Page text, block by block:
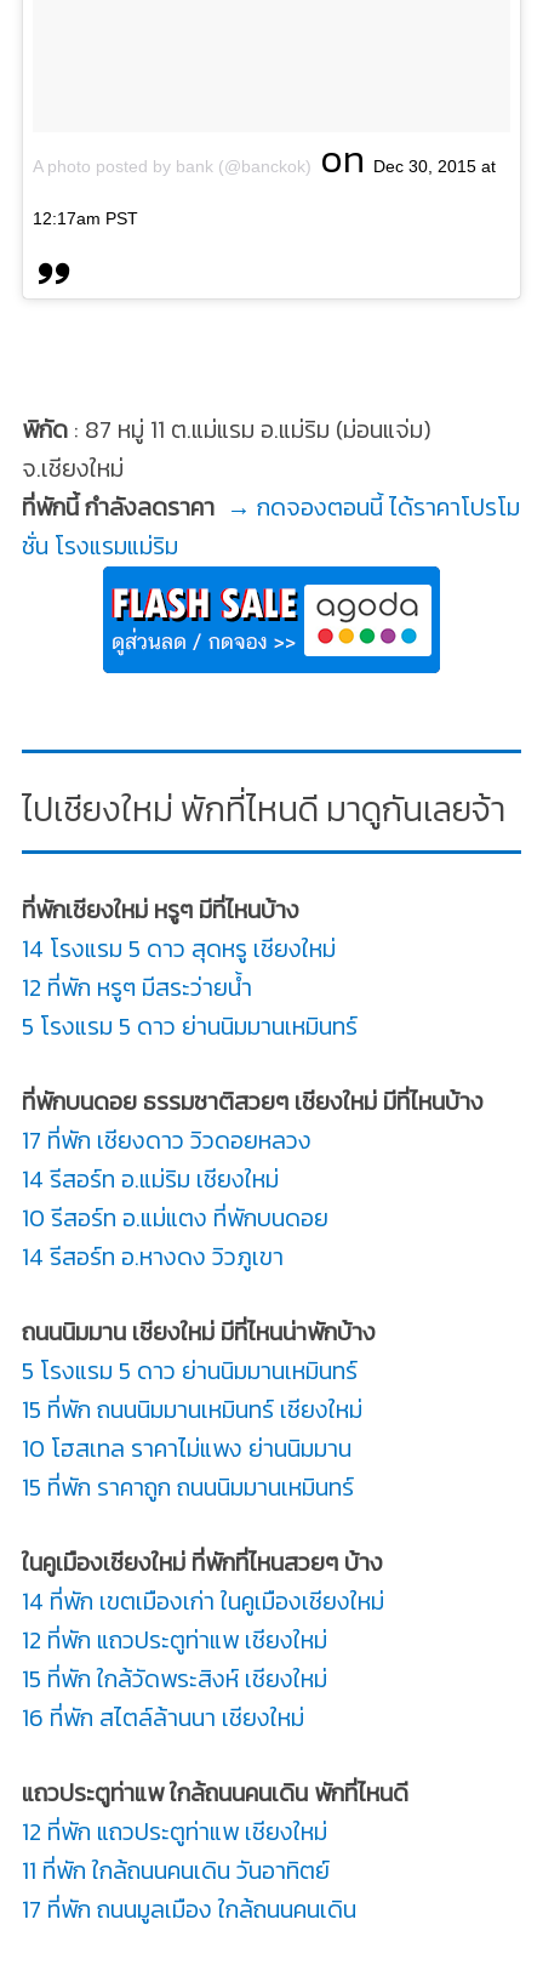
A photo posted by bank (@banckok) on Dec 30, 2015 at
12:17am PST
พิกัด: 87 หมู่ 11 ต.แม่แรม อ.แม่ริม (ม่อนแจ่ม)
จ.เชียงใหม่
ที่พักนี้ กำลังลดราคา → กดจองตอนนี้ ได้ราคาโปรโม
ชั่น โรงแรมแม่ริม
ไปเชียงใหม่ พักที่ไหนดี มาดูกันเลยจ้า
ที่พักเชียงใหม่ หรูๆ มีที่ไหนบ้าง
14 โรงแรม 5 ดาว สุดหรู เชียงใหม่
12 ที่พัก หรูๆ มีสระว่ายน้ำ
5 โรงแรม 5 ดาว ย่านนิมมานเหมินทร์
ที่พักบนดอย ธรรมชาติสวยๆ เชียงใหม่ มีที่ไหนบ้าง
17 ที่พัก เชียงดาว วิวดอยหลวง
14 รีสอร์ท อ.แม่ริม เชียงใหม่
10 รีสอร์ท อ.แม่แตง ที่พักบนดอย
14 รีสอร์ท อ.หางดง วิวภูเขา
ถนนนิมมาน เชียงใหม่ มีที่ไหนน่าพักบ้าง
5 โรงแรม 5 ดาว ย่านนิมมานเหมินทร์
15 ที่พัก ถนนนิมมานเหมินทร์ เชียงใหม่
10 โฮสเทล ราคาไม่แพง ย่านนิมมาน
15 ที่พัก ราคาถูก ถนนนิมมานเหมินทร์
ในคูเมืองเชียงใหม่ ที่พักที่ไหนสวยๆ บ้าง
14 ที่พัก เขตเมืองเก่า ในคูเมืองเชียงใหม่
12 ที่พัก แถวประตูท่าแพ เชียงใหม่
15 ที่พัก ใกล้วัดพระสิงห์ เชียงใหม่
16 ที่พัก สไตล์ล้านนา เชียงใหม่
แถวประตูท่าแพ ใกล้ถนนคนเดิน พักที่ไหนดี
12 ที่พัก แถวประตูท่าแพ เชียงใหม่
11 ที่พัก ใกล้ถนนคนเดิน วันอาทิตย์
17 ที่พัก ถนนมูลเมือง ใกล้ถนนคนเดิน